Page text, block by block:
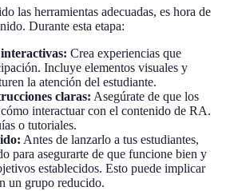
las herramientas adecuadas, es hora de
Durante esta etapa:
Crea experiencias que
Incluye elementos visuales y
la atención del estudiante.
claras: Asegúrate de que los
cómo interactuar con el contenido de RA.
o tutoriales.
Antes de lanzarlo a tus estudiantes,
para asegurarte de que funcione bien y
establecidos. Esto puede implicar
un grupo reducido.